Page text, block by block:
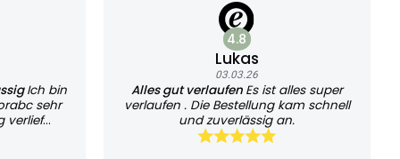
Ich bin
sehr
verlief
4.8
Lukas
03.03.26
Alles gut verlaufen Es ist alles super
verlaufen . Die Bestellung kam schnell
und zuverlässig an.